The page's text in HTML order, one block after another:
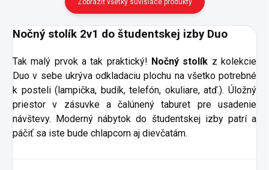
Nočný stolík 2v1 do študentskej izby Duo
Tak malý prvok a tak praktický! Nočný stolík z kolekcie
Duo v sebe ukrýva odkladaciu plochu na všetko potrebné
k posteli (lampička, budík, telefón, okuliare, atď.). Úložný
priestor v zásuvke a čalúnený taburet pre usadenie
návštevy. Moderný nábytok do študentskej izby patrí a
páčiť sa iste bude chlapcom aj dievčatám.